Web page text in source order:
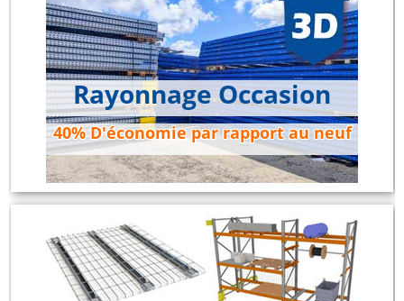
Rayonnage Occasion
40% D'économie par rapport au neuf